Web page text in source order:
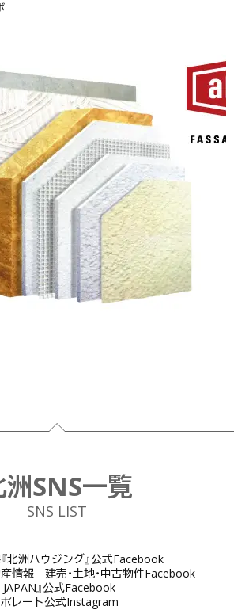
洲SNS一覧
SNS LIST
北洲ハウジング』公式Facebook
情報｜建売・土地・中古物件Facebook
JAPAN』公式Facebook
レート公式Instagram